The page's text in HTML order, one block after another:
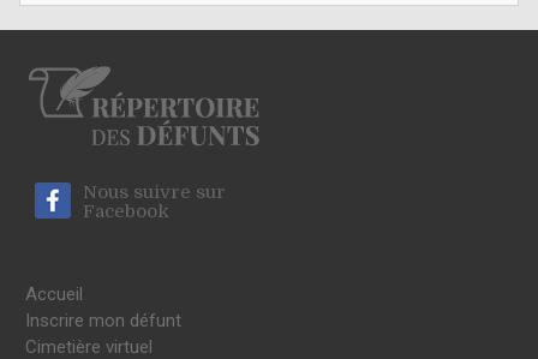
Nous suivre sur
Facebook
Accueil
Inscrire mon défunt
Cimetière virtuel